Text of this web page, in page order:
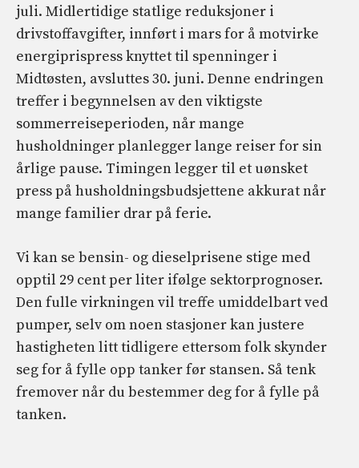
juli. Midlertidige statlige reduksjoner i
drivstoffavgifter, innført i mars for å motvirke
energiprispress knyttet til spenninger i
Midtøsten, avsluttes 30. juni. Denne endringen
treffer i begynnelsen av den viktigste
sommerreiseperioden, når mange
husholdninger planlegger lange reiser for sin
årlige pause. Timingen legger til et uønsket
press på husholdningsbudsjettene akkurat når
mange familier drar på ferie.
Vi kan se bensin- og dieselprisene stige med
opptil 29 cent per liter ifølge sektorprognoser.
Den fulle virkningen vil treffe umiddelbart ved
pumper, selv om noen stasjoner kan justere
hastigheten litt tidligere ettersom folk skynder
seg for å fylle opp tanker før stansen. Så tenk
fremover når du bestemmer deg for å fylle på
tanken.